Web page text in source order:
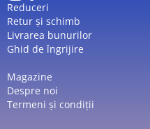
Reduceri
Retur și schimb
Livrarea bunurilor
Ghid de îngrijire
Magazine
Despre noi
Termeni și condiții